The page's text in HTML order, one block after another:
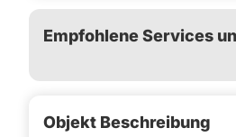
Empfohlene Services
Objekt Beschreibung